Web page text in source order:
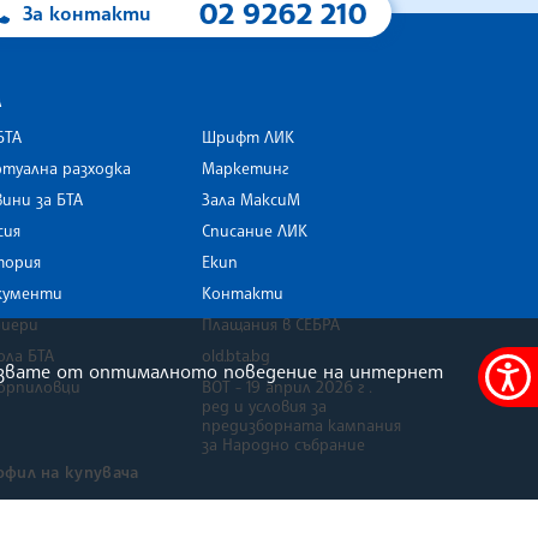
Меню
За контакти 02 9262 210
разходка
за БТА
БТА
Шрифт ЛИК
Маркетинг
Зала МаксиМ
Списание ЛИК
Екип
Контакти
Плащания в СЕБРА
old.bta.bg
ВОТ - 19 април 2026 г .
ред и условия за
предизборната кампания
за Народно събрание
на купувача
от оптималното поведение на интернет